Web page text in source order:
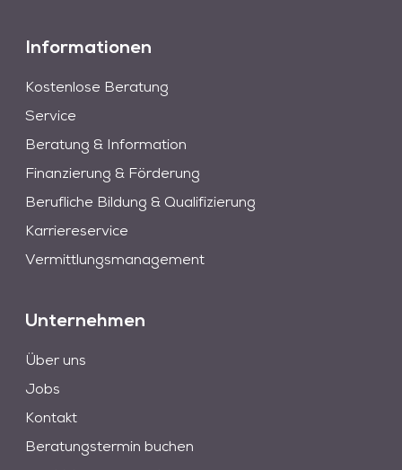
Informationen
Kostenlose Beratung
Service
Beratung & Information
Finanzierung & Förderung
Berufliche Bildung & Qualifizierung
Karriereservice
Vermittlungsmanagement
Unternehmen
Über uns
Jobs
Kontakt
Beratungstermin buchen